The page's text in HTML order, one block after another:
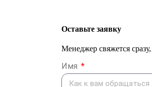
Оставьте заявку
Менеджер свяжется
Имя